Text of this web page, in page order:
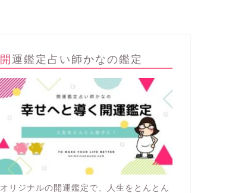
開運鑑定占い師かなの鑑定
オリジナルの開運鑑定で、人生をとんとん